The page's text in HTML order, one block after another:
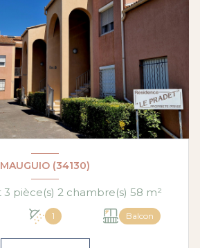
MAUGUIO (34130)
Appartement 3 pièce(s) 2 chambre(s) 58 m²
1 Balcon